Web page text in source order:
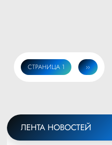
Нумерация
СТРАНИЦА 1 ››
ЛЕНТА НОВОСТЕЙ